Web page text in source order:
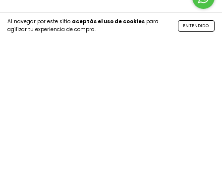
Al navegar por este sitio aceptás el uso de cookies para
agilizar tu experiencia de compra.
ENTENDIDO